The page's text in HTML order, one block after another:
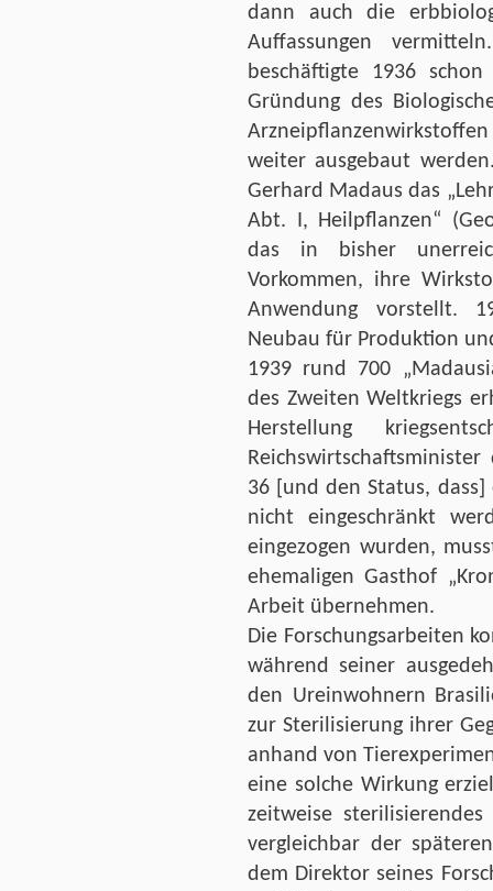
dann auch die
Auffassungen
beschäftigte 1936
Gründung des
weiter ausgebaut
Gerhard Madaus das
Abt. I, Heilpflanzen“
das in bisher
Vorkommen, ihre
Anwendung vorstellt.
Neubau für Produktion
1939 rund 700
des Zweiten Weltkriegs
Herstellung
36 [und den Status,
nicht eingeschränkt
eingezogen wurden,
ehemaligen Gasthof
Arbeit übernehmen.
Die Forschungsarbeiten
während seiner
den Ureinwohnern
zur Sterilisierung ihrer
anhand von
eine solche Wirkung
zeitweise
vergleichbar der
dem Direktor seines